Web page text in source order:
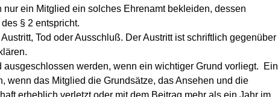
ein Mitglied ein solches Ehrenamt bekleiden, dessen
§ 2 entspricht.
Tod oder Ausschluß. Der Austritt ist schriftlich gegenüber
ausgeschlossen werden, wenn ein wichtiger Grund vorliegt. Ein
wenn das Mitglied die Grundsätze, das Ansehen und die
erheblich verletzt oder mit dem Beitrag mehr als ein Jahr im